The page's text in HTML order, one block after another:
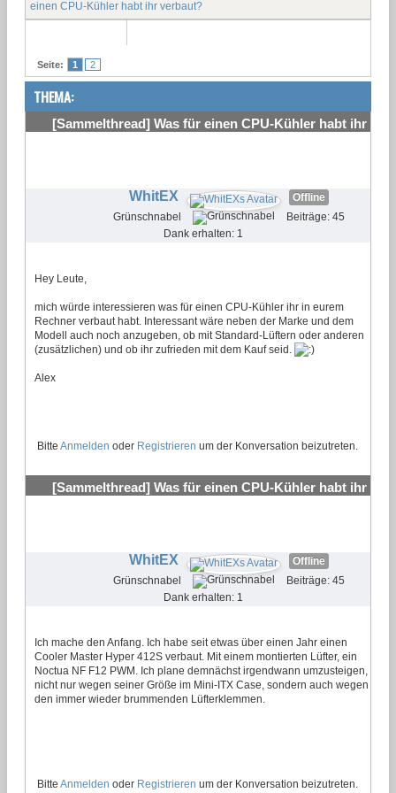
einen CPU-Kühler habt ihr verbaut?
Seite: 1 2
THEMA:
[Sammelthread] Was für einen CPU-Kühler habt ihr
WhitEX
Offline
Grünschnabel
Beiträge: 45
Dank erhalten: 1
Hey Leute,
mich würde interessieren was für einen CPU-Kühler ihr in eurem
Rechner verbaut habt. Interessant wäre neben der Marke und dem
Modell auch noch anzugeben, ob mit Standard-Lüftern oder anderen
(zusätzlichen) und ob ihr zufrieden mit dem Kauf seid.
Alex
Bitte Anmelden oder Registrieren um der Konversation beizutreten.
[Sammelthread] Was für einen CPU-Kühler habt ihr
WhitEX
Offline
Grünschnabel
Beiträge: 45
Dank erhalten: 1
Ich mache den Anfang. Ich habe seit etwas über einen Jahr einen
Cooler Master Hyper 412S verbaut. Mit einem montierten Lüfter, ein
Noctua NF F12 PWM. Ich plane demnächst irgendwann umzusteigen,
nicht nur wegen seiner Größe im Mini-ITX Case, sondern auch wegen
den immer wieder brummenden Lüfterklemmen.
Bitte Anmelden oder Registrieren um der Konversation beizutreten.